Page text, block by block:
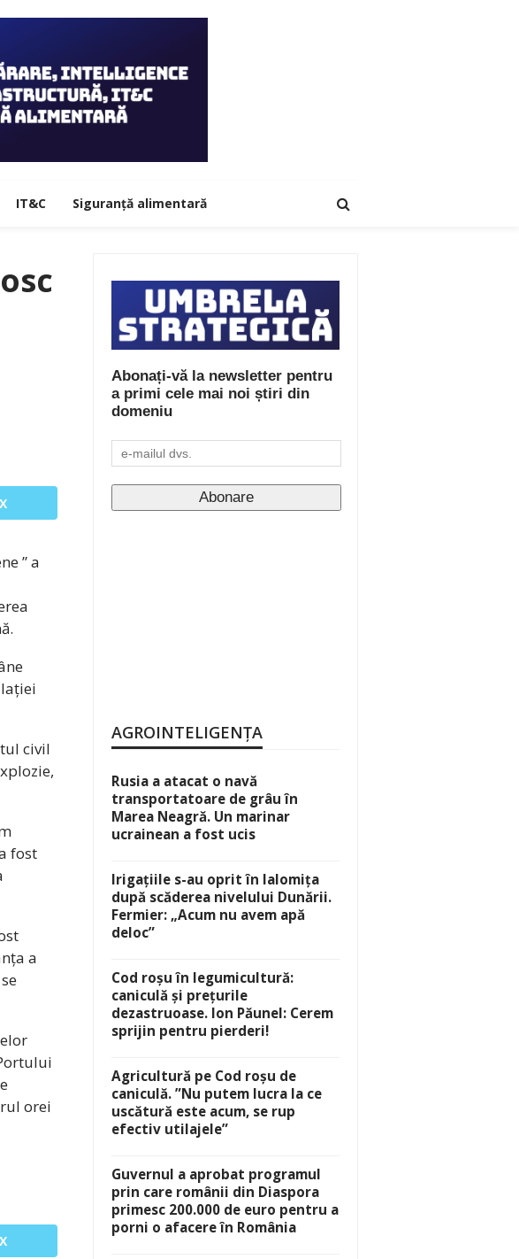
IT&C Siguranță alimentară
” a
civil
fost
a
orei
Abonați-vă la newsletter pentru
a primi cele mai noi știri din
domeniu
AGROINTELIGENȚA
Rusia a atacat o navă
transportatoare de grâu în
Marea Neagră. Un marinar
ucrainean a fost ucis
Irigațiile s-au oprit în Ialomița
după scăderea nivelului Dunării.
Fermier: „Acum nu avem apă
deloc”
Cod roșu în legumicultură:
caniculă și prețurile
dezastruoase. Ion Păunel: Cerem
sprijin pentru pierderi!
Agricultură pe Cod roșu de
caniculă. ”Nu putem lucra la ce
uscătură este acum, se rup
efectiv utilajele”
Guvernul a aprobat programul
prin care românii din Diaspora
primesc 200.000 de euro pentru a
porni o afacere în România